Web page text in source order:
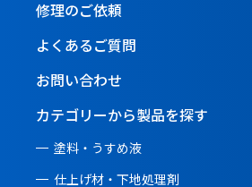
修理のご依頼
よくあるご質問
お問い合わせ
カテゴリーから製品を探す
塗料・うすめ液
仕上げ材・下地処理剤